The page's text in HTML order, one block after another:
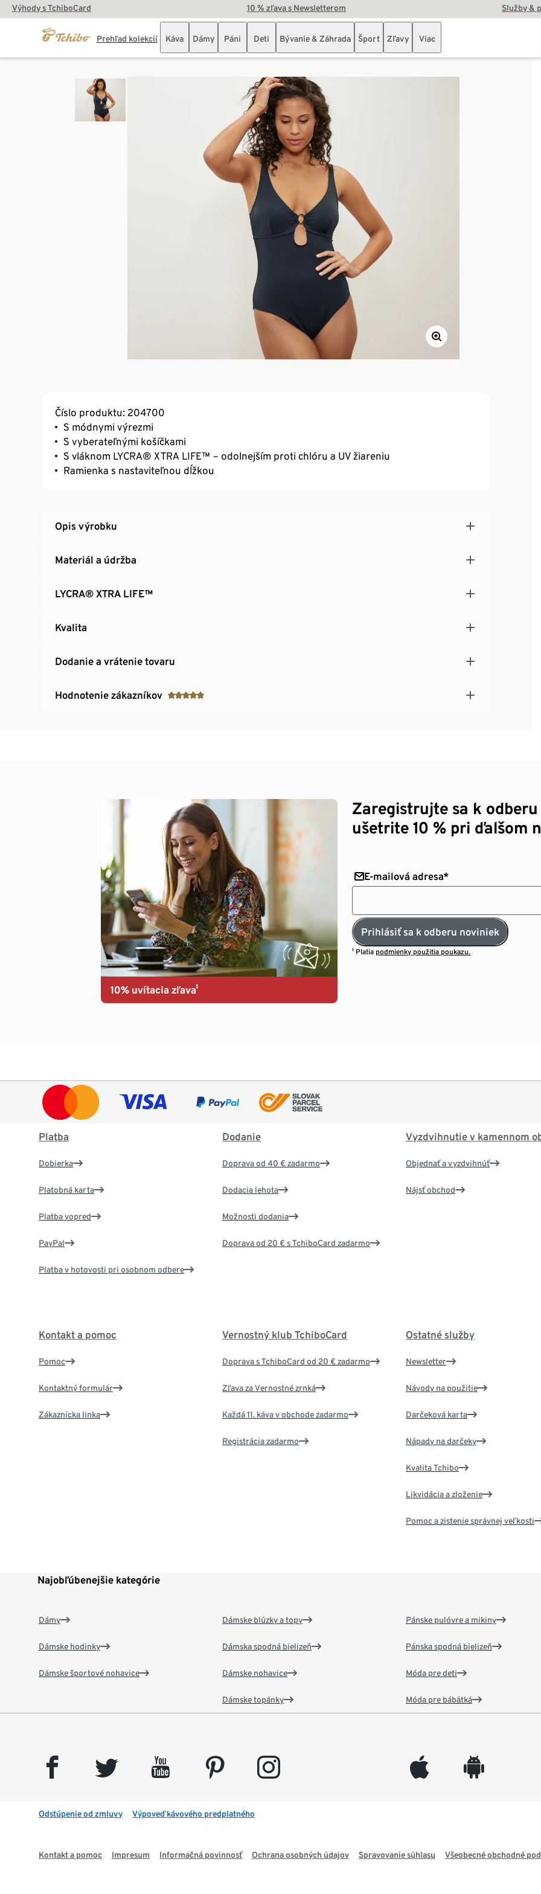
Výhody s TchiboCard 10 % zľava s Newsletterom Služby &
Prehľad kolekcií Káva Dámy Páni Deti Bývanie & Záhrada Šport Zľavy Viac
Číslo produktu: 204700
S módnymi výrezmi
S vyberateľnými košíčkami
S vláknom LYCRA® XTRA LIFE™ – odolnejším proti chlóru a UV žiareniu
Ramienka s nastaviteľnou dĺžkou
Opis výrobku
Materiál a údržba
LYCRA® XTRA LIFE™
Kvalita
Dodanie a vrátenie tovaru
Hodnotenie zákazníkov
10% uvítacia zľava¹
Zaregistrujte sa k
ušetrite 10 % pri ďalšom
E-mailová adresa*
Prihlásiť sa k odberu noviniek
¹ Platia podmienky použitia poukazu.
Platba
Dobierka
Platobná karta
Platba vopred
PayPal
Platba v hotovosti pri osobnom odbere
Dodanie
Doprava od 40 € zadarmo
Dodacia lehota
Možnosti dodania
Doprava od 20 € s TchiboCard zadarmo
Vyzdvihnutie v kamennom
Objednať a vyzdvihnúť
Nájsť obchod
Kontakt a pomoc
Pomoc
Kontaktný formulár
Zákaznícka linka
Vernostný klub TchiboCard
Doprava s TchiboCard od 20 € zadarmo
Zľava za Vernostné zrnká
Každá 11. káva v obchode zadarmo
Registrácia zadarmo
Ostatné služby
Newsletter
Návody na použitie
Darčeková karta
Nápady na darčeky
Kvalita Tchibo
Likvidácia a zloženie
Pomoc a zistenie správnej veľkosti
Najobľúbenejšie kategórie
Dámy
Dámske hodinky
Dámske športové nohavice
Dámske blúzky a topy
Dámska spodná bielizeň
Dámske nohavice
Dámske topánky
Pánske pulóvre a mikiny
Pánska spodná bielizeň
Móda pre deti
Móda pre bábätká
facebook twitter youtube pinterest instagram appleinc android
Odstúpenie od zmluvy Výpoveď kávového predplatného
Kontakt a pomoc Impresum Informačná povinnosť Ochrana osobných údajov Spravovanie súhlasu Všeobecné obchodné